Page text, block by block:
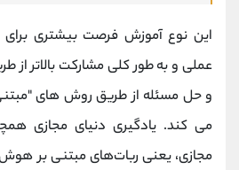
این نوع آموزش فرصت بیشتری برای
عملی و به طور کلی مشارکت بالاتر از
و حل مسئله از طریق روش های
می کند. یادگیری دنیای مجازی
مجازی، یعنی ربات‌های مبتنی بر